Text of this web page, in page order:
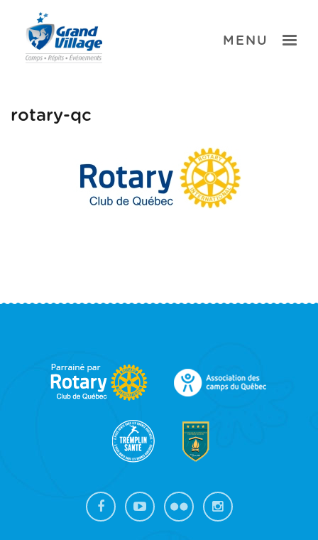
content
TOGGLE
MENU
rotary-qc
FOOTER
SIDEBAR